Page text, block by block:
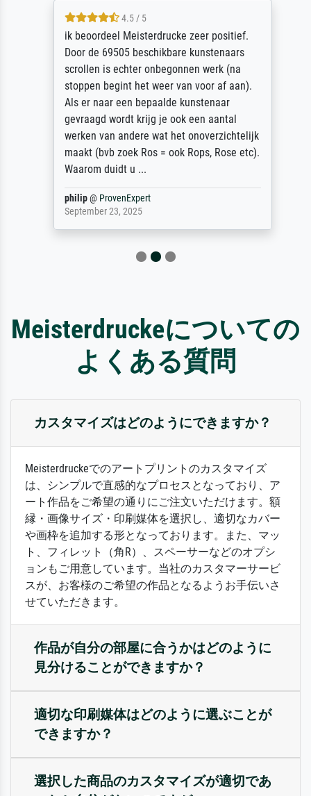
4.5 / 5
ik beoordeel Meisterdrucke zeer positief.
Door de 69505 beschikbare kunstenaars
scrollen is echter onbegonnen werk (na
stoppen begint het weer van voor af aan).
Als er naar een bepaalde kunstenaar
gevraagd wordt krijg je ook een aantal
werken van andere wat het onoverzichtelijk
maakt (bvb zoek Ros = ook Rops, Rose etc).
Waarom duidt u ...
philip@ProvenExpert
September 23, 2025
Meisterdruckeについての
よくある質問
カスタマイズはどのようにできますか？
Meisterdruckeでのアートプリントのカスタマイズ
は、シンプルで直感的なプロセスとなっており、ア
ート作品をご希望の通りにご注文いただけます。額
縁・画像サイズ・印刷媒体を選択し、適切なカバー
や画枠を追加する形となっております。また、マッ
ト、フィレット（角R）、スペーサーなどのオプシ
ョンもご用意しています。当社のカスタマーサービ
スが、お客様のご希望の作品となるようお手伝いさ
せていただきます。
作品が自分の部屋に合うかはどのように
見分けることができますか？
適切な印刷媒体はどのように選ぶことが
できますか？
選択した商品のカスタマイズが適切であ